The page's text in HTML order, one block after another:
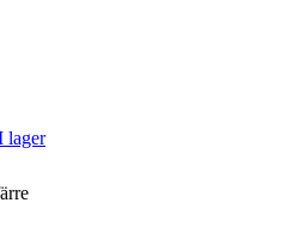
lager